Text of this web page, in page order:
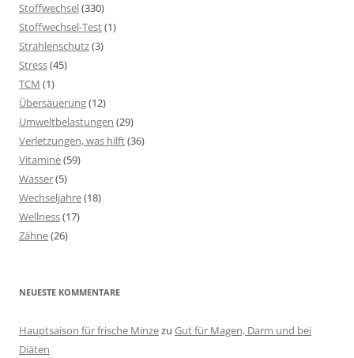
Stoffwechsel(330)
Stoffwechsel-Test(1)
Strahlenschutz(3)
Stress(45)
TCM (1)
Übersäuerung(12)
Umweltbelastungen (29)
Verletzungen, was hilft(36)
Vitamine(59)
Wasser(5)
Wechseljahre(18)
Wellness(17)
Zähne(26)
NEUESTE KOMMENTARE
Hauptsaison für frische Minzezu Gut für Magen, Darm und bei
Diäten